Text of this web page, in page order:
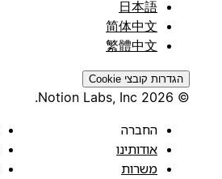
日本語
简体中文
繁體中文
הגדרות קובצי Cookie
© 2026 Notion Labs, Inc.
החברה
אודותינו
משרות